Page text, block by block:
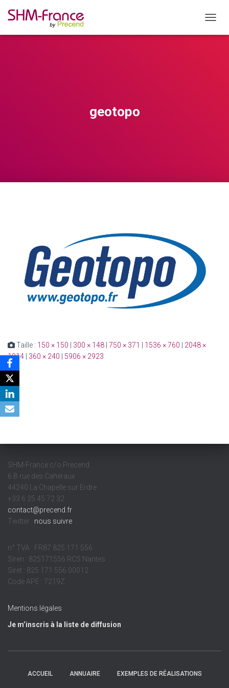
geotopo
Taille : 150 × 150 300 × 148 750 × 371 1536 × 760
2048 ×
1014
360 × 240 5906 × 2923
SHM-France c/o Precend
6 B rue des Cahéraux
44240 La Chapelle sur Erdre
+33 6 25 45 72 32
contact@precend.fr
Twitter : nous suivre
n° TVA : FR87 825 171 556
Siren : 825171556 RCS Nantes
Siret : 825 171 556 00012
Code APE : 7219Z
Mentions légales
Je m’inscris à la liste de diffusion
ACCUEIL ANNUAIRE EXEMPLES DE RÉALISATIONS